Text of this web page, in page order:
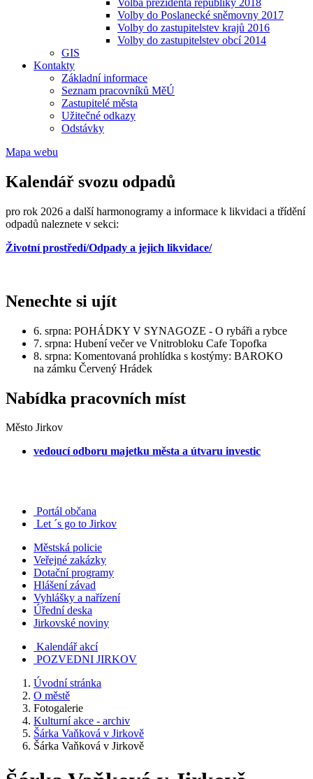
Volba prezidenta republiky 2018
Volby do Poslanecké sněmovny 2017
Volby do zastupitelstev krajů 2016
Volby do zastupitelstev obcí 2014
GIS
Kontakty
Základní informace
Seznam pracovníků MěÚ
Zastupitelé města
Užitečné odkazy
Odstávky
Mapa webu
Kalendář svozu odpadů
pro rok 2026 a další harmonogramy a informace k likvidaci a třídění
odpadů naleznete v sekci:
Životní prostředí/Odpady a jejich likvidace/
Nenechte si ujít
6. srpna: POHÁDKY V SYNAGOZE - O rybáři a rybce
7. srpna: Hubení večer ve Vnitrobloku Cafe Topofka
8. srpna: Komentovaná prohlídka s kostýmy: BAROKO
na zámku Červený Hrádek
Nabídka pracovních míst
Město Jirkov
vedoucí odboru majetku města a útvaru investic
Portál občana
Let ´s go to Jirkov
Městská policie
Veřejné zakázky
Dotační programy
Hlášení závad
Vyhlášky a nařízení
Úřední deska
Jirkovské noviny
Kalendář akcí
POZVEDNI JIRKOV
Úvodní stránka
O městě
Fotogalerie
Kulturní akce - archiv
Šárka Vaňková v Jirkově
Šárka Vaňková v Jirkově